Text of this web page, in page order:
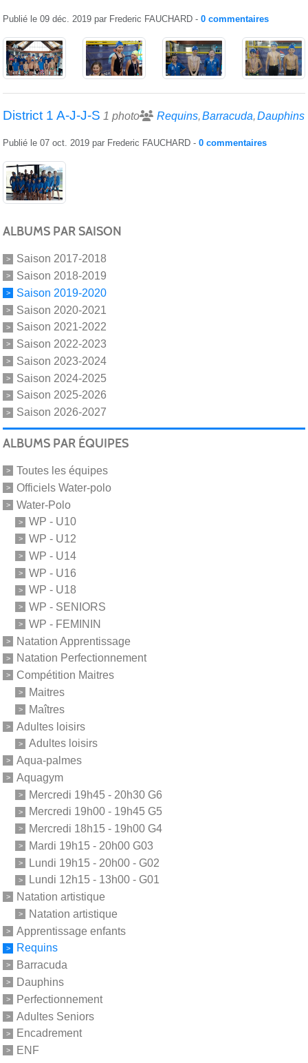
Publié le 09 déc. 2019 par Frederic FAUCHARD - 0 commentaires
District 1 A-J-J-S 1 photo Requins Barracuda Dauphins
Publié le 07 oct. 2019 par Frederic FAUCHARD - 0 commentaires
ALBUMS PAR SAISON
Saison 2017-2018
Saison 2018-2019
Saison 2019-2020
Saison 2020-2021
Saison 2021-2022
Saison 2022-2023
Saison 2023-2024
Saison 2024-2025
Saison 2025-2026
Saison 2026-2027
ALBUMS PAR ÉQUIPES
Toutes les équipes
Officiels Water-polo
Water-Polo
WP - U10
WP - U12
WP - U14
WP - U16
WP - U18
WP - SENIORS
WP - FEMININ
Natation Apprentissage
Natation Perfectionnement
Compétition Maitres
Maitres
Maîtres
Adultes loisirs
Adultes loisirs
Aqua-palmes
Aquagym
Mercredi 19h45 - 20h30 G6
Mercredi 19h00 - 19h45 G5
Mercredi 18h15 - 19h00 G4
Mardi 19h15 - 20h00 G03
Lundi 19h15 - 20h00 - G02
Lundi 12h15 - 13h00 - G01
Natation artistique
Natation artistique
Apprentissage enfants
Requins
Barracuda
Dauphins
Perfectionnement
Adultes Seniors
Encadrement
ENF